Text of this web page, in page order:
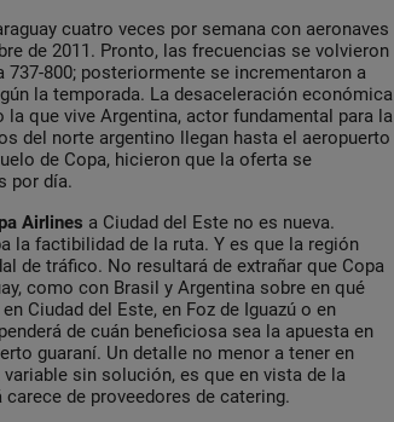
cuatro veces por semana con aeronaves
de 2011. Pronto, las frecuencias se volvieron
800; posteriormente se incrementaron a
la temporada. La desaceleración económica
que vive Argentina, actor fundamental para la
del norte argentino llegan hasta el aeropuerto
de Copa, hicieron que la oferta se
por día.
Airlines a Ciudad del Este no es nueva.
la factibilidad de la ruta. Y es que la región
de tráfico. No resultará de extrañar que Copa
como con Brasil y Argentina sobre en qué
Ciudad del Este, en Foz de Iguazú o en
de cuán beneficiosa sea la apuesta en
guaraní. Un detalle no menor a tener en
sin solución, es que en vista de la
de proveedores de catering.